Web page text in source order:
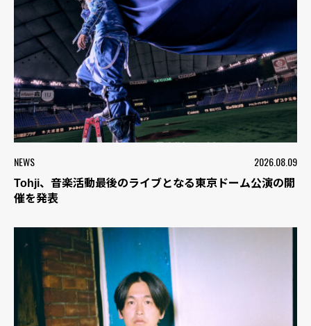
NEWS 2026.08.09
Tohji、音楽活動最後のライブとなる東京ドーム公演の開
催を発表